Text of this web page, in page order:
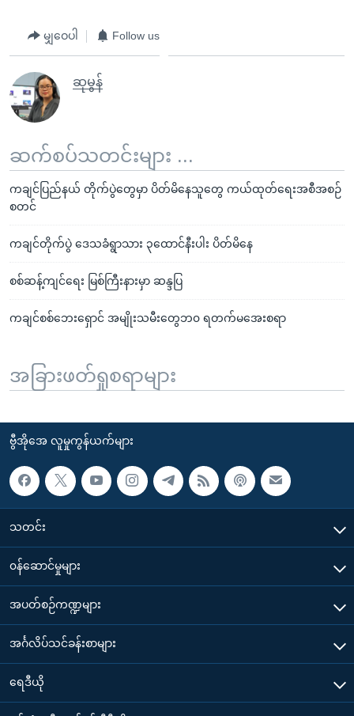
မျှဝေပါ Follow us
ဆုမွန်
ဆက်စပ်သတင်းများ ...
ကချင်ပြည်နယ် တိုက်ပွဲတွေမှာ ပိတ်မိနေသူတွေ ကယ်ထုတ်ရေးအစီအစဉ်
စတင်
ကချင်တိုက်ပွဲ ဒေသခံရွာသား ၃ထောင်နီးပါး ပိတ်မိနေ
စစ်ဆန့်ကျင်ရေး မြစ်ကြီးနားမှာ ဆန္ဒပြ
ကချင်စစ်ဘေးရှောင် အမျိုးသမီးတွေဘ၀ ရတက်မအေးစရာ
အခြားဖတ်ရှုစရာများ
ဗွီအိုအေ လူမှုကွန်ယက်များ
သတင်း
၀န်ဆောင်မှုများ
အပတ်စဉ်ကဏ္ဍများ
အင်္ဂလိပ်သင်ခန်းစာများ
ရေဒီယို